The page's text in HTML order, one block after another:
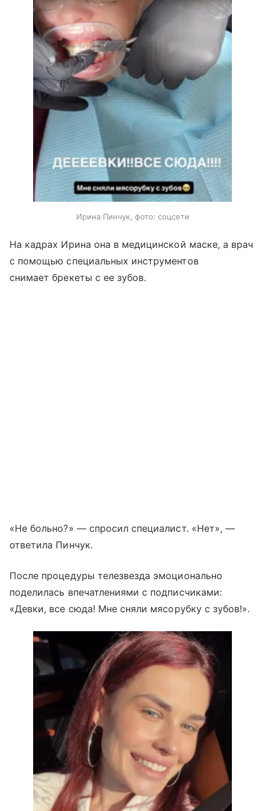
Ирина Пинчук, фото: соцсети
На кадрах Ирина она в медицинской маске, а врач
с помощью специальных инструментов
снимает брекеты с ее зубов.
«Не больно?» — спросил специалист. «Нет», —
ответила Пинчук.
После процедуры телезвезда эмоционально
поделилась впечатлениями с подписчиками:
«Девки, все сюда! Мне сняли мясорубку с зубов!».